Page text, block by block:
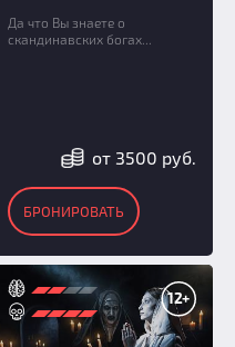
Да что Вы знаете о
скандинавских богах...
от 3500 руб.
БРОНИРОВАТЬ
12+